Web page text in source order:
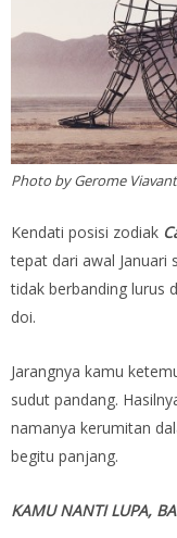
Photo by Gerome
Kendati posisi zodiak
tepat dari awal Januari
tidak berbanding lurus
doi.
Jarangnya kamu
sudut pandang.
namanya kerumitan
begitu panjang.
KAMU NANTI LUPA,